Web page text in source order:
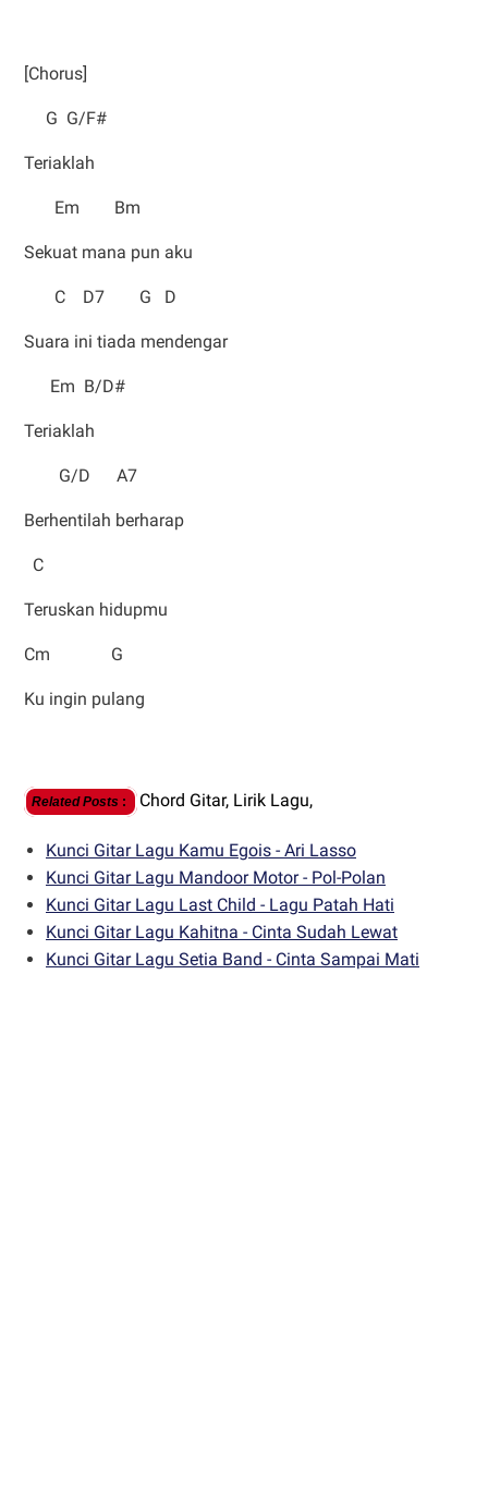
[Chorus]
G G/F#
Teriaklah
Em Bm
Sekuat mana pun aku
C D7 G D
Suara ini tiada mendengar
Em B/D#
Teriaklah
G/D A7
Berhentilah berharap
C
Teruskan hidupmu
Cm G
Ku ingin pulang
Related Posts : Chord Gitar, Lirik Lagu,
Kunci Gitar Lagu Kamu Egois - Ari Lasso
Kunci Gitar Lagu Mandoor Motor - Pol-Polan
Kunci Gitar Lagu Last Child - Lagu Patah Hati
Kunci Gitar Lagu Kahitna - Cinta Sudah Lewat
Kunci Gitar Lagu Setia Band - Cinta Sampai Mati